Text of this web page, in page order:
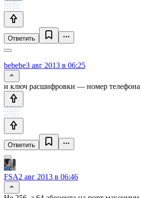
Ответить
bebebe3 авг 2013 в 06:25
и ключ расшифровки — номер телефона
Ответить
FSA2 авг 2013 в 06:46